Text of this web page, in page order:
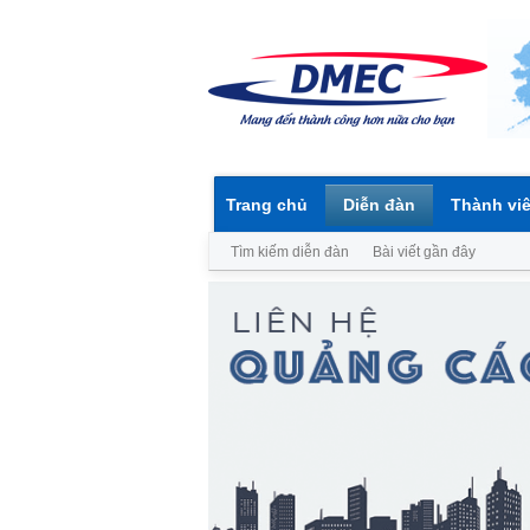
Trang chủ Diễn đàn
Tìm kiếm diễn đàn Bài viết gần đây
Thành